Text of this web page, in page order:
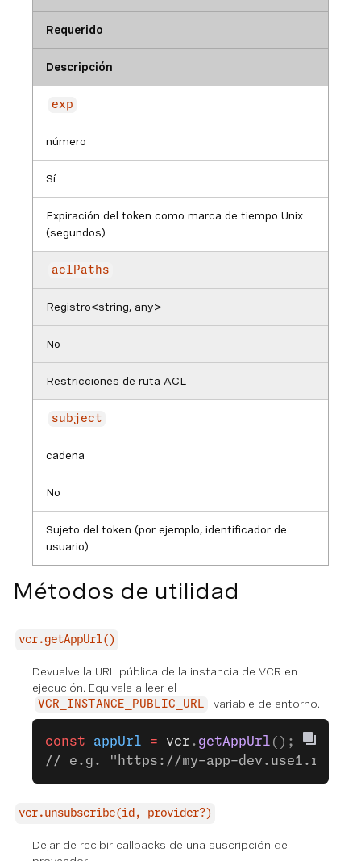
Requerido
Descripción
exp
número
Sí
Expiración del token como marca de tiempo Unix
(segundos)
aclPaths
Registro<string, any>
No
Restricciones de ruta ACL
subject
cadena
No
Sujeto del token (por ejemplo, identificador de
usuario)
Métodos de utilidad
vcr.getAppUrl()
Devuelve la URL pública de la instancia de VCR en
ejecución. Equivale a leer el
VCR_INSTANCE_PUBLIC_URL variable de entorno.
const appUrl = vcr . getAppUrl ();
// e.g. "https://my-app-
vcr.unsubscribe(id, provider?)
Dejar de recibir callbacks de una suscripción de